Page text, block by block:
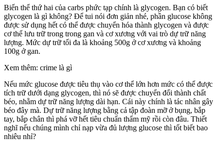
Biến thể thứ hai của carbs phức tạp chính là glycogen. Bạn có biết
glycogen là gì không? Để tui nói đơn giản nhé, phần glucose không
được sử dụng hết có thể được chuyển hóa thành glycogen và được
cơ thể lưu trữ trong trong gan và cơ xương với vai trò dự trữ năng
lượng. Mức dự trữ tối đa là khoảng 500g ở cơ xương và khoảng
100g ở gan.
Xem thêm: crime là gì
Nếu mức glucose được tiêu thụ vào cơ thể lớn hơn mức có thể được
tích trữ dưới dạng glycogen, thì nó sẽ được chuyển đổi thành chất
béo, nhằm dự trữ năng lượng dài hạn. Cái này chính là tác nhân gây
béo đây mà. Dự trữ năng lượng bằng cả tập đoàn mỡ ở bụng, bắp
tay, bắp chân thì phá vỡ hết tiêu chuẩn thẩm mỹ rồi còn đâu. Thiết
nghĩ nếu chúng mình chỉ nạp vừa đủ lượng glucose thì tốt biết bao
nhiêu nhỉ?